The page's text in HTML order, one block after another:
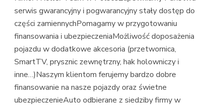
serwis gwarancyjny i pogwarancyjny stały dostęp do
części zamiennychPomagamy w przygotowaniu
finansowania i ubezpieczeniaMożliwość doposażenia
pojazdu w dodatkowe akcesoria (przetwornica,
SmartTV, prysznic zewnętrzny, hak holowniczy i
inne…)Naszym klientom ferujemy bardzo dobre
finansowanie na nasze pojazdy oraz świetne
ubezpieczenieAuto odbierane z siedziby firmy w